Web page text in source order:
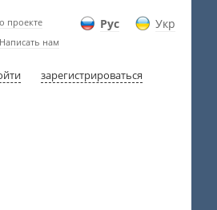
Рус Укр
о проекте
Написать нам
зарегистрироваться